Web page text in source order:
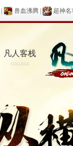
兽血沸腾 超神名
凡人客栈
COLLEGE